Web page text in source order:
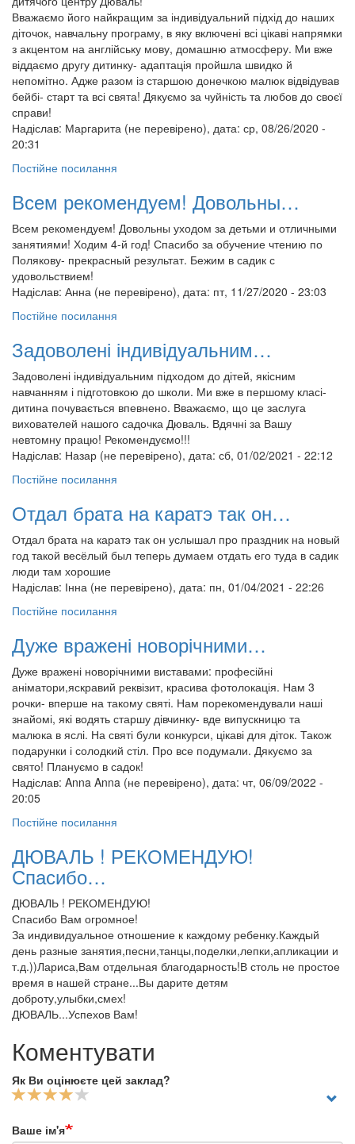
Вважаємо його найкращим за індивідуальний підхід до наших
діточок, навчальну програму, в яку включені всі цікаві напрямки
з акцентом на англійську мову, домашню атмосферу. Ми вже
віддаємо другу дитинку- адаптація пройшла швидко й
непомітно. Адже разом із старшою донечкою малюк відвідував
бейбі- старт та всі свята! Дякуємо за чуйність та любов до своєї
справи!
Надіслав: Маргарита (не перевірено), дата: ср, 08/26/2020 -
20:31
Постійне посилання
Всем рекомендуем! Довольны…
Всем рекомендуем! Довольны уходом за детьми и отличными
занятиями! Ходим 4-й год! Спасибо за обучение чтению по
Полякову- прекрасный результат. Бежим в садик с
удовольствием!
Надіслав: Анна (не перевірено), дата: пт, 11/27/2020 - 23:03
Постійне посилання
Задоволені індивідуальним…
Задоволені індивідуальним підходом до дітей, якісним
навчанням і підготовкою до школи. Ми вже в першому класі-
дитина почувається впевнено. Вважаємо, що це заслуга
вихователей нашого садочка Дюваль. Вдячні за Вашу
невтомну працю! Рекомендуємо!!!
Надіслав: Назар (не перевірено), дата: сб, 01/02/2021 - 22:12
Постійне посилання
Отдал брата на каратэ так он…
Отдал брата на каратэ так он услышал про праздник на новый
год такой весёлый был теперь думаем отдать его туда в садик
люди там хорошие
Надіслав: Інна (не перевірено), дата: пн, 01/04/2021 - 22:26
Постійне посилання
Дуже вражені новорічними…
Дуже вражені новорічними виставами: професійні
аніматори,яскравий реквізит, красива фотолокація. Нам 3
рочки- вперше на такому святі. Нам порекомендували наші
знайомі, які водять старшу дівчинку- вде випускницю та
малюка в яслі. На святі були конкурси, цікаві для діток. Також
подарунки і солодкий стіл. Про все подумали. Дякуємо за
свято! Плануємо в садок!
Надіслав: Anna Anna (не перевірено), дата: чт, 06/09/2022 -
20:05
Постійне посилання
ДЮВАЛЬ ! РЕКОМЕНДУЮ!
Спасибо…
ДЮВАЛЬ ! РЕКОМЕНДУЮ!
Спасибо Вам огромное!
За индивидуальное отношение к каждому ребенку.Каждый
день разные занятия,песни,танцы,поделки,лепки,апликации и
т.д.))Лариса,Вам отдельная благодарность!В столь не простое
время в нашей стране...Вы дарите детям
доброту,улыбки,смех!
ДЮВАЛЬ...Успехов Вам!
Коментувати
Як Ви оцінюєте цей заклад?
Ваше ім'я